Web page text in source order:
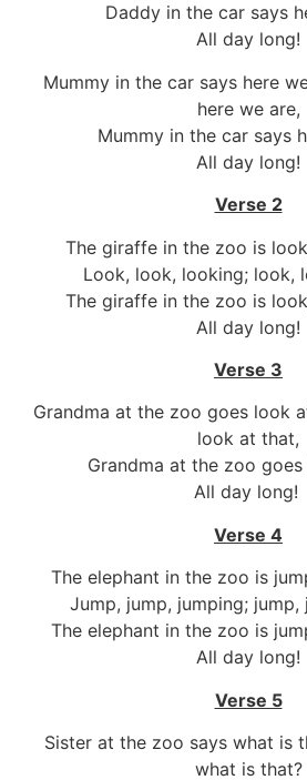
Daddy in the car says
All day long!
Mummy in the car says here
here we are,
Mummy in the car says
All day long!
Verse 2
The giraffe in the zoo is
Look, look, looking; look,
The giraffe in the zoo is
All day long!
Verse 3
Grandma at the zoo goes look
look at that,
Grandma at the zoo
All day long!
Verse 4
The elephant in the zoo is
Jump, jump, jumping; jump,
The elephant in the zoo is
All day long!
Verse 5
Sister at the zoo says what is
what is that?